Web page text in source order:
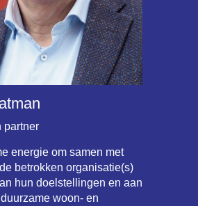
partner
energie om samen met
betrokken organisatie(s)
hun doelstellingen en aan
woon- en